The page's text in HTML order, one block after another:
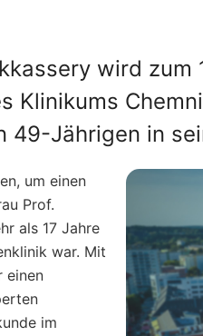
wird
Klinikums
49-Jährigen in
um einen
Prof.
als 17 Jahre
war. Mit
einen
im